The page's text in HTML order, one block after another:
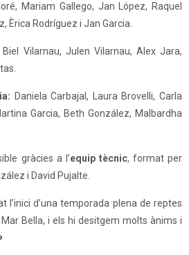
Mariam Gallego, Jan López, Raquel
Èrica Rodríguez i Jan Garcia.
Biel Vilarnau, Julen Vilarnau, Alex Jara,
Daniela Carbajal, Laura Brovelli, Carla
Garcia, Beth González, Malbardha
gràcies a l’equip tècnic, format per
i David Pujalte.
l’inici d’una temporada plena de reptes
Bella, i els hi desitgem molts ànims i